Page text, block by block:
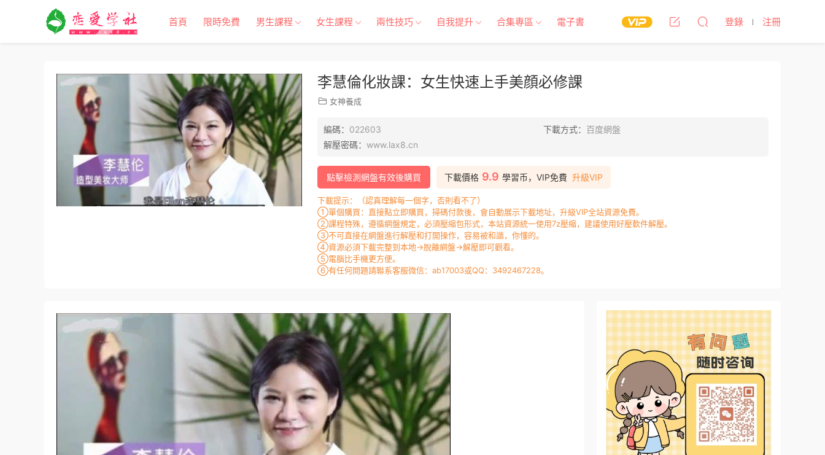
首頁 限時免費 男生課程 女生課程 兩性技巧 自我提升 合集專區 電子書 登錄 注冊
李慧倫化妝課：女生快速上手美顔必修課
女神養成
編碼： 022603 下載方式： 百度網盤
解壓密碼： www.lax8.cn
下載價格 9.9 學習币，VIP免費 升級VIP
點擊檢測網盤有效後購買
下載提示：（認真理解每一個字，否則看不了）
①單個購買：直接點立即購買，掃碼付款後，會自動展示下載地址，升級VIP全站資源免費。
②課程特殊，遵循網盤規定，必須壓縮包形式，本站資源統一使用7z壓縮，建議使用好壓軟件解壓。
③不可直接在網盤進行解壓和打開操作，容易被和諧，你懂的。
④資源必須下載完整到本地→脫離網盤→解壓即可觀看。
⑤電腦比手機更方便。
⑥有任何問題請聯系客服微信：ab17003或QQ：3492467228。